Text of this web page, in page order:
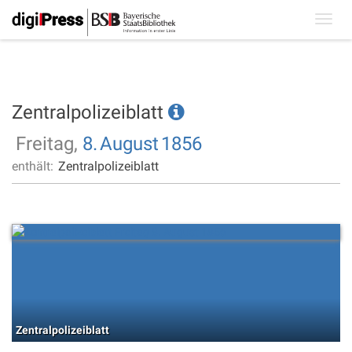
Zentralpolizeiblatt
Freitag, 8.August 1856
enthält: Zentralpolizeiblatt
Zentralpolizeiblatt